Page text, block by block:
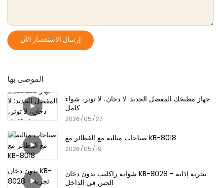
إرسال الاستفسار الآن
الموصى بها
جهاز مطبخك المفضل الجديد: لا دخان، لا توتر، شواء
كامل
2026 05 27
صباحات مثالية مع الفطائر مع KB-8018
2026 05 19
شواية راكليت بدون دخان KB-8028 - تجربة إذابة
الجبن في الداخل